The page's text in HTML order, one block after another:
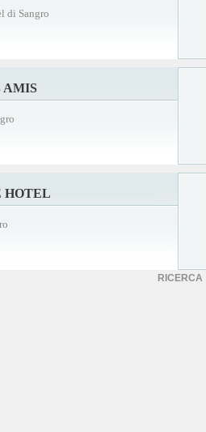
di Sangro
AMIS
HOTEL
RICERCA